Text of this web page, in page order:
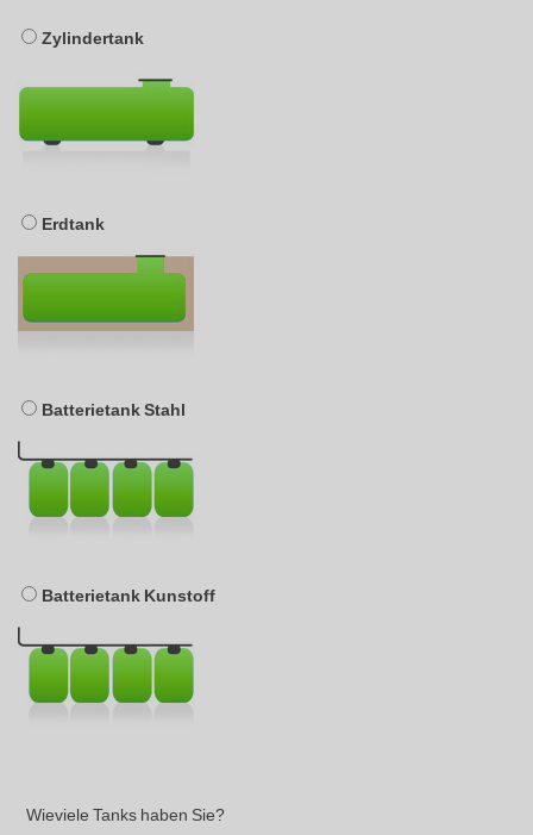
Zylindertank
Erdtank
Batterietank Stahl
Batterietank Kunstoff
Wieviele Tanks haben Sie?